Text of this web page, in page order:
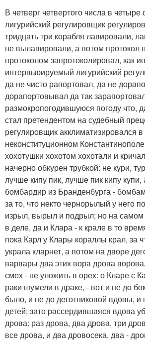
В четверг четвертого числа в четыре
лигурийский регулировщик
тридцать три корабля лавировали,
не вылавировали, а потом протокол
протоколом запротоколировал, как
интервьюируемый лигурийский
да не чисто рапортовал, да не
дорапортовывал да так
размокропогодившуюся погоду что,
стал претендентом на судебный
регулировщик акклиматизировался в
неконституционном
хохотушки хохотом хохотали и
начерно обкурен трубкой: не кури,
лучше кипу пик, лучше пик кипу купи,
бомбардир из Бранденбурга -
за то, что некто чернорылый у него
изрыл, вырыл и подрыл; но на самом
в деле, да и Клара - к крале в то
пока Карл у Клары кораллы крал, за
украла кларнет, а потом на дворе
варвары два этих вора дрова
смех - не уложить в орех: о Кларе с
раки шумели в драке, - вот и не до
было, и не до деготниковой вдовы, и
детей; зато рассердившаяся вдова
дрова: раз дрова, два дрова, три
все дрова, и два дровосека, два -